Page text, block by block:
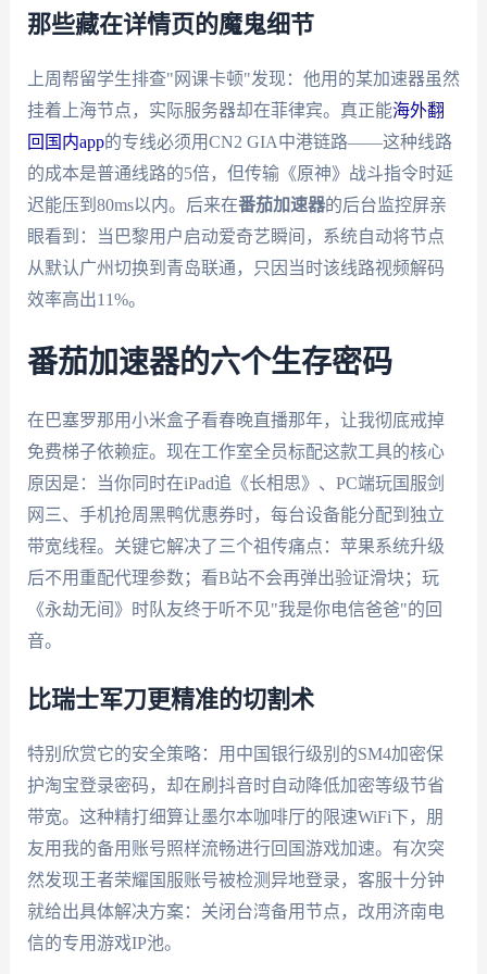
那些藏在详情页的魔鬼细节
上周帮留学生排查"网课卡顿"发现：他用的某加速器虽然
挂着上海节点，实际服务器却在菲律宾。真正能海外翻
回国内app的专线必须用CN2 GIA中港链路——这种线路
的成本是普通线路的5倍，但传输《原神》战斗指令时延
迟能压到80ms以内。后来在番茄加速器的后台监控屏亲
眼看到：当巴黎用户启动爱奇艺瞬间，系统自动将节点
从默认广州切换到青岛联通，只因当时该线路视频解码
效率高出11%。
番茄加速器的六个生存密码
在巴塞罗那用小米盒子看春晚直播那年，让我彻底戒掉
免费梯子依赖症。现在工作室全员标配这款工具的核心
原因是：当你同时在iPad追《长相思》、PC端玩国服剑
网三、手机抢周黑鸭优惠券时，每台设备能分配到独立
带宽线程。关键它解决了三个祖传痛点：苹果系统升级
后不用重配代理参数；看B站不会再弹出验证滑块；玩
《永劫无间》时队友终于听不见"我是你电信爸爸"的回
音。
比瑞士军刀更精准的切割术
特别欣赏它的安全策略：用中国银行级别的SM4加密保
护淘宝登录密码，却在刷抖音时自动降低加密等级节省
带宽。这种精打细算让墨尔本咖啡厅的限速WiFi下，朋
友用我的备用账号照样流畅进行回国游戏加速。有次突
然发现王者荣耀国服账号被检测异地登录，客服十分钟
就给出具体解决方案：关闭台湾备用节点，改用济南电
信的专用游戏IP池。